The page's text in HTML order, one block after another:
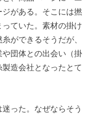
がある。そこには撚
ていた。素材の掛け
ができるそうだが、
団体との出会い（掛
造会社となったとて
った。なぜならそう